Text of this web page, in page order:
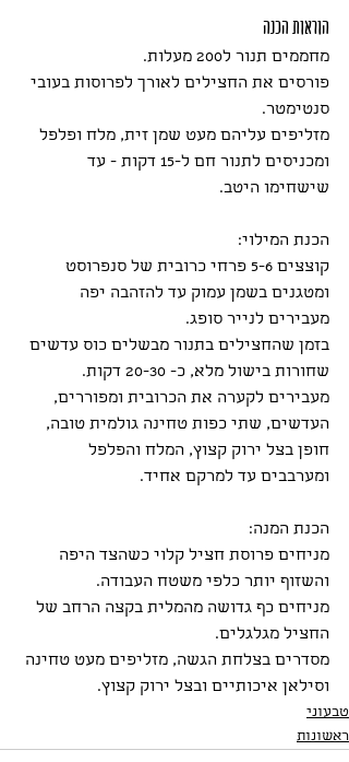
הוראות הכנה
מחממים תנור ל200 מעלות.
פורסים את החצילים לאורך לפרוסות בעובי
סנטימטר.
מזליפים עליהם מעט שמן זית, מלח ופלפל
ומכניסים לתנור חם ל-15 דקות - עד
שישחימו היטב.
הכנת המילוי:
קוצצים 5-6 פרחי כרובית של סנפרוסט
ומטגנים בשמן עמוק עד להזהבה יפה
מעבירים לנייר סופג.
בזמן שהחצילים בתנור מבשלים כוס עדשים
שחורות בישול מלא, כ- 20-30 דקות.
מעבירים לקערה את הכרובית ומפוררים,
העדשים, שתי כפות טחינה גולמית טובה,
חופן בצל ירוק קצוץ, המלח והפלפל
ומערבבים עד למרקם אחיד.
הכנת המנה:
מניחים פרוסת חציל קלוי כשהצד היפה
והשזוף יותר כלפי משטח העבודה.
מניחים כף גדושה מהמלית בקצה הרחב של
החציל מגלגלים.
מסדרים בצלחת הגשה, מזליפים מעט טחינה
וסילאן איכותיים ובצל ירוק קצוץ.
טבעוני
ראשונות